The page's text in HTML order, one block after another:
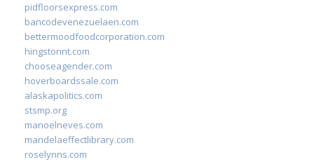
pidfloorsexpress.com
bancodevenezuelaen.com
bettermoodfoodcorporation.com
hingstonnt.com
chooseagender.com
hoverboardssale.com
alaskapolitics.com
stsmp.org
manoelneves.com
mandelaeffectlibrary.com
roselynns.com